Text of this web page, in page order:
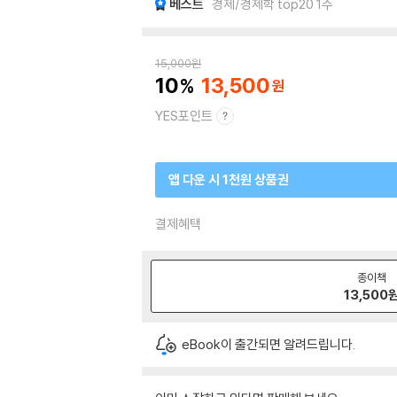
베스트 경제/경제학 top20 1주
15,000원
10 13,500
YES포인트
앱 다운 시 1천원 상품권
결제혜택
종이책
13,500
eBook이 출간되면 알려드립니다.